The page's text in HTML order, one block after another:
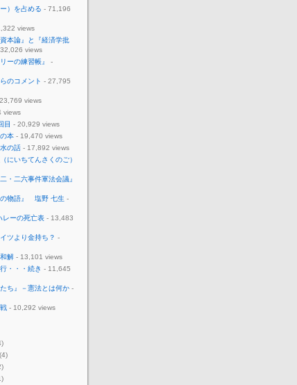
）を占める - 71,196
views
本論』と『経済学批
views
ーの練習帳』
-
のコメント - 27,795
views
views
目 - 20,929 views
本 - 19,470 views
の話 - 17,892 views
にいちてんさくのご）
二六事件軍法会議』
の物語』 塩野 七生 -
レーの死亡表 - 13,483
ツより金持ち？ -
解 - 13,101 views
・・・続き - 11,645
たち』－憲法とは何か -
- 10,292 views
(4)